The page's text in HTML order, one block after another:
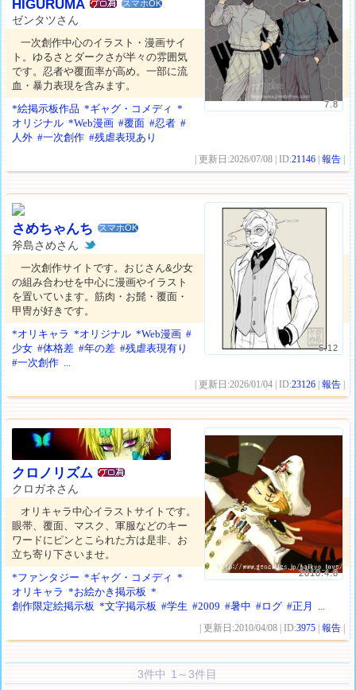
7.8
HIGURUMA スマホOK
ゼンタツさん
一次創作中心のイラスト・漫画サイ
ト。ゆるさとダークさが半々の雰囲気
です。忍者や覆面率が高め。一部に流
血・暴力表現を含みます。
*絵掲示板作品 *ギャグ・コメディ *
オリジナル *Web漫画 #覆面 #忍者 #
人外 #一次創作 #残虐表現あり
| 更新日:2026/07/08 | ID:21146 |報告
5.12
さめちゃんち スマホOK
斧島さめさん
一次創作サイトです。おじさん&少女
の組み合わせを中心に漫画やイラスト
を置いています。筋肉・お髭・覆面・
甲冑が好きです。
*オリキャラ *オリジナル *Web漫画 #
少女 #体格差 #年の差 #残虐表現有り
#一次創作 ...
| 更新日:2026/01/04 | ID:23126 |報告
2010.4.8
クロノリズム
クロガネさん
オリキャラ中心イラストサイトです。
眼帯、覆面、マスク、軍服などのキー
ワードにピンとこられた方は是非、お
立ち寄り下さいませ。
*ファンタジー *ギャグ・コメディ *
オリキャラ *お絵かき掲示板 *
創作限定絵掲示板 *文字掲示板 #学生 #2009 #暑中 #ログ #正月 ...
| 更新日:2010/04/08 | ID:3975 |報告
3件中 1～3件目